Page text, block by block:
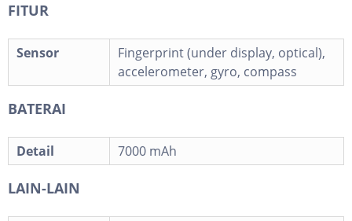
FITUR
Sensor
Fingerprint (under display, optical),
accelerometer, gyro, compass
BATERAI
Detail 7000 mAh
LAIN-LAIN